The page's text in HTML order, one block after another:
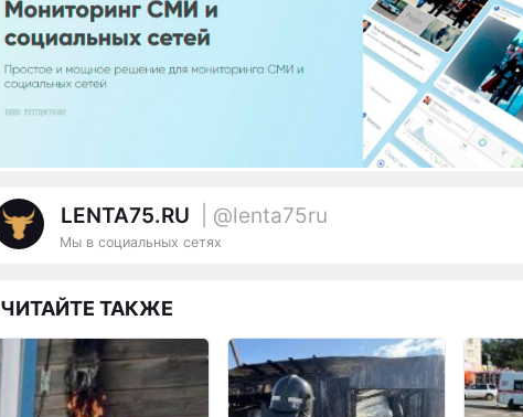
LENTA75.RU | @lenta75ru
Мы в социальных сетях
ЧИТАЙТЕ ТАКЖЕ